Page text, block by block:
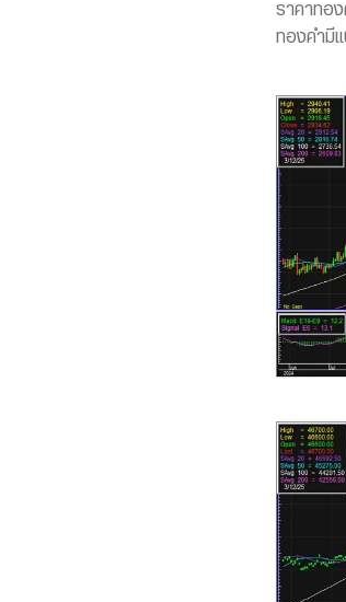
ราคาทอ
ทองคำมี